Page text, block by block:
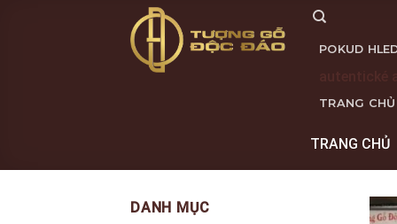
POKUD
TRANG CHỦ
TRANG CHỦ
DANH MỤC